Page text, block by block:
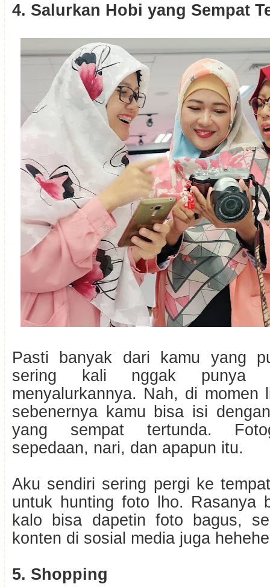
4. Salurkan Hobi yang Sempat
Pasti banyak dari kamu yang
sering kali nggak punya
menyalurkannya. Nah, di momen
sebenernya kamu bisa isi
yang sempat tertunda.
sepedaan, nari, dan apapun itu.
Aku sendiri sering pergi ke
untuk hunting foto lho. Rasanya
kalo bisa dapetin foto bagus,
konten di sosial media juga
5. Shopping